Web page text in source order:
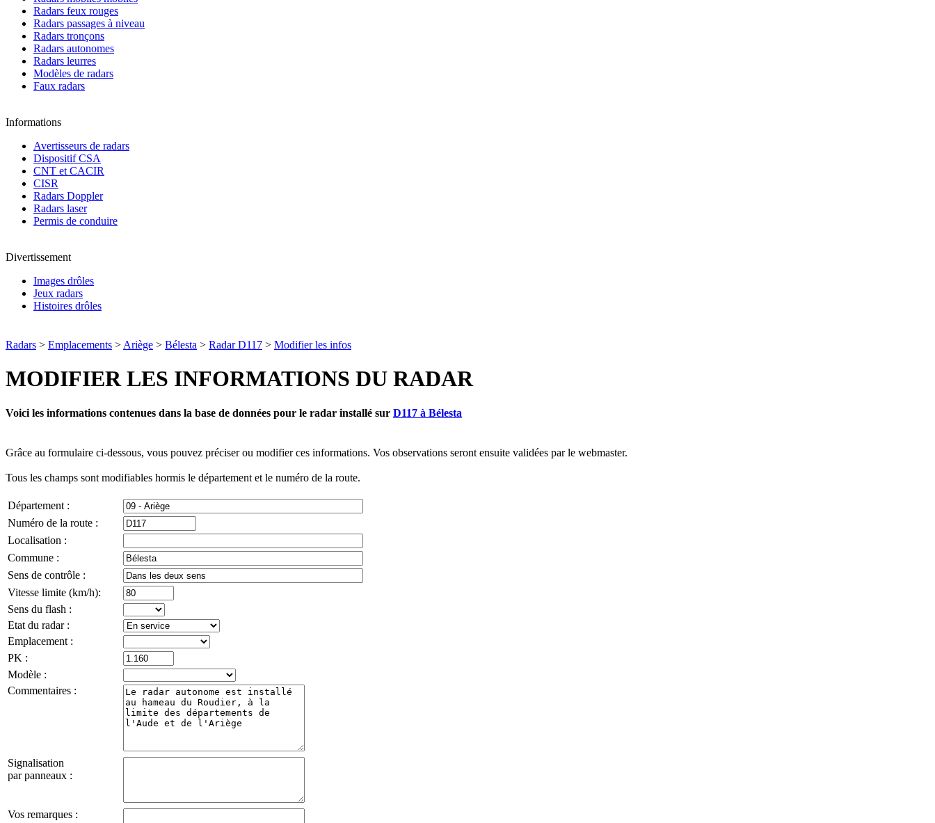
Radars feux rouges
Radars passages à niveau
Radars tronçons
Radars autonomes
Radars leurres
Modèles de radars
Faux radars
Informations
Avertisseurs de radars
Dispositif CSA
CNT et CACIR
CISR
Radars Doppler
Radars laser
Permis de conduire
Divertissement
Images drôles
Jeux radars
Histoires drôles
Radars > Emplacements > Ariège > Bélesta > Radar D117 > Modifier les infos
MODIFIER LES INFORMATIONS DU RADAR
Voici les informations contenues dans la base de données pour le radar installé sur D117 à Bélesta
Grâce au formulaire ci-dessous, vous pouvez préciser ou modifier ces informations. Vos observations seront ensuite validées par le webmaster.
Tous les champs sont modifiables hormis le département et le numéro de la route.
Département :
Numéro de la route :
Localisation :
Commune :
Sens de contrôle :
Vitesse limite (km/h):
Sens du flash :
Etat du radar :
Emplacement :
PK :
Modèle :
Commentaires :
Signalisation
par panneaux :
Vos remarques :